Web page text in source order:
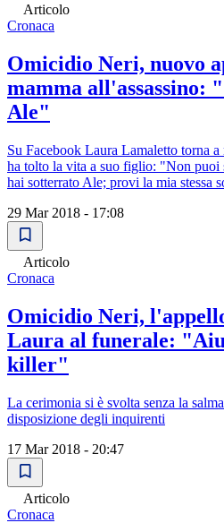
Articolo
Cronaca
Omicidio Neri, nuovo
mamma all'assassino:
Ale"
Su Facebook Laura Lamaletto torna
ha tolto la vita a suo figlio: "Non puoi
hai sotterrato Ale; provi la mia stessa
29 Mar 2018 - 17:08
Articolo
Cronaca
Omicidio Neri,
Laura al funerale:
killer"
La cerimonia si è svolta senza la
disposizione degli inquirenti
17 Mar 2018 - 20:47
Articolo
Cronaca